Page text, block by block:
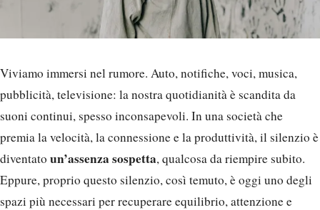
Viviamo immersi nel rumore. Auto, notifiche, voci, musica,
pubblicità, televisione: la nostra quotidianità è scandita da
suoni continui, spesso inconsapevoli. In una società che
premia la velocità, la connessione e la produttività, il silenzio è
diventato un’assenza sospetta, qualcosa da riempire subito.
Eppure, proprio questo silenzio, così temuto, è oggi uno degli
spazi più necessari per recuperare equilibrio, attenzione e